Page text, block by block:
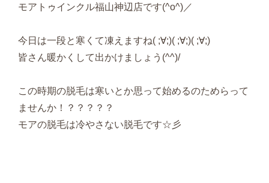
モアトゥインクル福山神辺店です(^o^)／
今日は一段と寒くて凍えますね( ;∀;)( ;∀;)( ;∀;)
皆さん暖かくして出かけましょう(^^)/
この時期の脱毛は寒いとか思って始めるのためらって
ませんか！？？？？？
モアの脱毛は冷やさない脱毛です☆彡